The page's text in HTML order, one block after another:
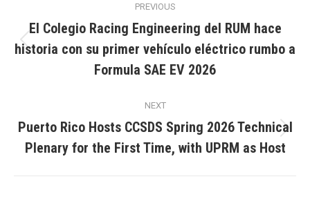
navigation
PREVIOUS
Previous
post:
El Colegio Racing Engineering del RUM hace
historia con su primer vehículo eléctrico rumbo a
Formula SAE EV 2026
NEXT
Next
post:
Puerto Rico Hosts CCSDS Spring 2026 Technical
Plenary for the First Time, with UPRM as Host